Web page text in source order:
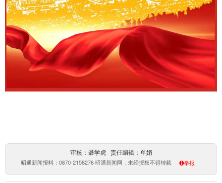
审核：聂学虎 责任编辑：单娟
昭通新闻报料：0870-2158276 昭通新闻网，未经授权不得转载 举报